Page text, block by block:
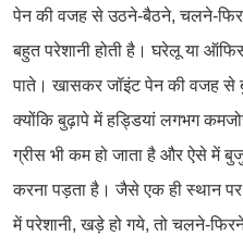
पेन की वजह से उठने-बैठने, चलने-
बहुत परेशानी होती है। घरेलू या
पाते। खासकर जॉइंट पेन की वजह से
क्योंकि बुढ़ापे में हड्डियां लगभग
ग्रीस भी कम हो जाता है और ऐसे में
करना पड़ता है। जैसे एक ही स्थान
में परेशानी, खड़े हो गये, तो चलने-